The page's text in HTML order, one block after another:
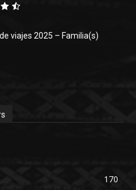
viajes 2025 – Familia(s)
170